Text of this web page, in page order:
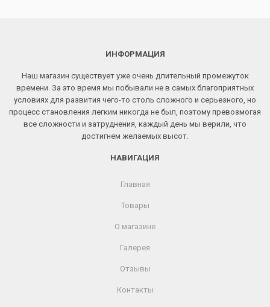
ИНФОРМАЦИЯ
Наш магазин существует уже очень длительный промежуток
времени. За это время мы побывали не в самых благоприятных
условиях для развития чего-то столь сложного и серьезного, но
процесс становления легким никогда не был, поэтому превозмогая
все сложности и затруднения, каждый день мы верили, что
достигнем желаемых высот.
НАВИГАЦИЯ
Главная
Товары
О магазине
Галерея
Отзывы
Контакты